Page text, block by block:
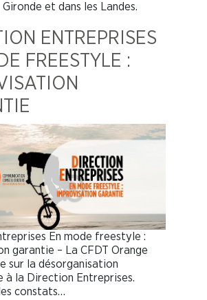
Gironde et dans les Landes.
ENTREPRISES
FREESTYLE :
En mode freestyle :
garantie – La CFDT Orange
sur la désorganisation
à la Direction Entreprises.
constats…